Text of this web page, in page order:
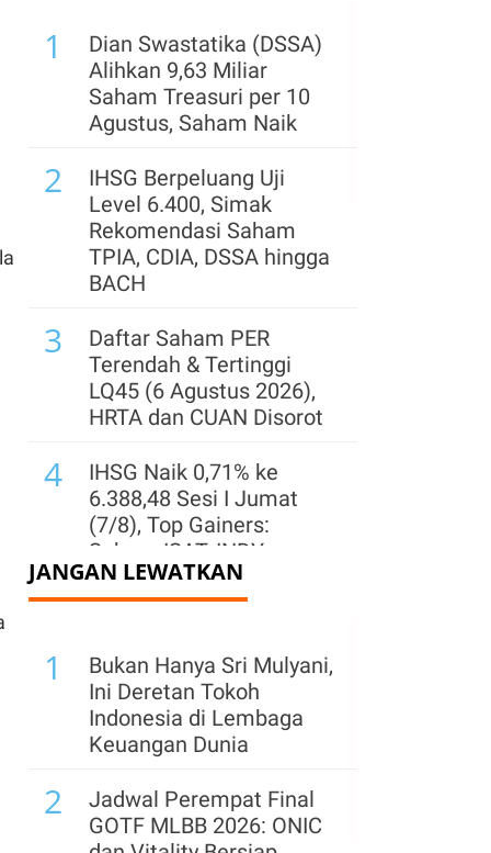
1
Dian Swastatika (DSSA)
Alihkan 9,63 Miliar
Saham Treasuri per 10
Agustus, Saham Naik
2
IHSG Berpeluang Uji
Level 6.400, Simak
Rekomendasi Saham
TPIA, CDIA, DSSA hingga
BACH
3
Daftar Saham PER
Terendah & Tertinggi
LQ45 (6 Agustus 2026),
HRTA dan CUAN Disorot
4
IHSG Naik 0,71% ke
6.388,48 Sesi I Jumat
(7/8), Top Gainers:
Saham ISAT, INDY,
MBMA
Level 6.372 Jumat (7/8)
Pagi, Sentimen Domestik
Masih Positif
KSEI Terbitkan ISIN EGR,
Pegadaian Siap Pasok
Emas untuk ETF
JANGAN LEWATKAN
1
Bukan Hanya Sri Mulyani,
Ini Deretan Tokoh
Indonesia di Lembaga
Keuangan Dunia
2
Jadwal Perempat Final
GOTF MLBB 2026: ONIC